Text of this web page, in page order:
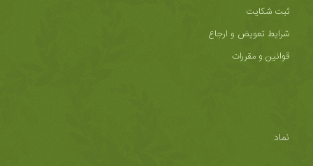
ثبت شکایت
شرایط تعویض و ارجاع
قوانین و مقررات
نماد